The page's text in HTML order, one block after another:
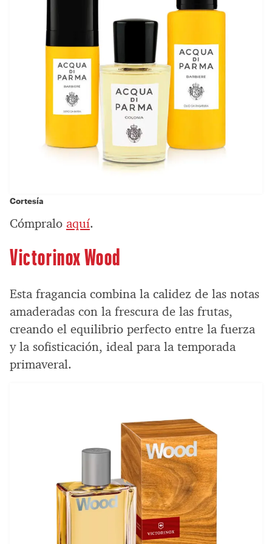
Cortesía
Cómpralo aquí.
Victorinox Wood
Esta fragancia combina la calidez de las notas
amaderadas con la frescura de las frutas,
creando el equilibrio perfecto entre la fuerza
y la sofisticación, ideal para la temporada
primaveral.